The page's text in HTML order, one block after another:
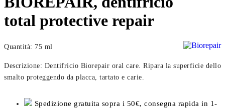
total protective repair
Quantità: 75 ml
Descrizione: Dentifricio Biorepair oral care. Ripara la superficie dello
smalto proteggendo da placca, tartato e carie.
Spedizione gratuita sopra i 50€, consegna rapida in 1-